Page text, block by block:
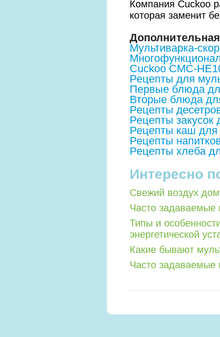
Компания Cuckoo
которая заменит
Мультиварка-
Cuckoo CMC-
Рецепты для
Первые блюда
Вторые блюда
Рецепты
Рецепты закусок
Рецепты каш для
Рецепты
Рецепты хлеба
Интересно
Свежий воздух
Часто задаваемые
Типы и
энергетической
Какие бывают
Часто задаваемые